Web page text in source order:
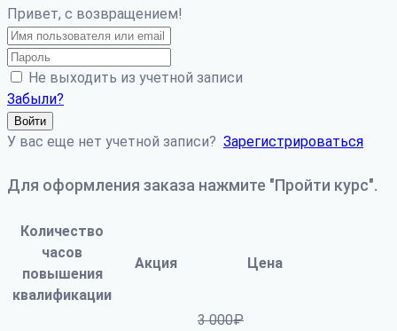
Привет, с возвращением!
Не выходить из учетной записи
Забыли?
Войти
У вас еще нет учетной записи? Зарегистрироваться
Для оформления заказа нажмите "Пройти курс".
Количество
часов
повышения
квалификации
Акция Цена
3 000₽